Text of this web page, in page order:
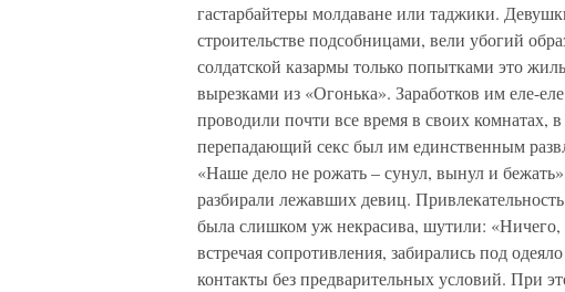
гастарбайтеры молдаване или таджики.
строительстве подсобницами, вели убогий
солдатской казармы только попытками это
вырезками из «Огонька». Заработков им еле-
проводили почти все время в своих комнатах,
перепадающий секс был им единственным
«Наше дело не рожать – сунул, вынул и
разбирали лежавших девиц.
была слишком уж некрасива, шутили:
встречая сопротивления, забирались под
контакты без предварительных условий. При